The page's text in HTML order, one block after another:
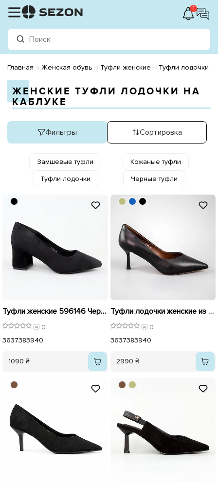
1
Главная Женская обувь Туфли женские Туфли лодочки
ЖЕНСКИЕ ТУФЛИ ЛОДОЧКИ НА
КАБЛУКЕ
Фильтры Сортировка
Замшевые туфли Кожаные туфли
Туфли лодочки Черные туфли
Туфли женские 596146 Черные
0
3637383940
1090 ₴
Туфли лодочки женские из натуральной кожи 594208 Черные
0
3637383940
2990 ₴